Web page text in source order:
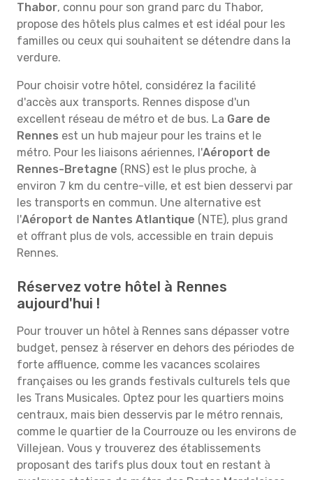
Thabor, connu pour son grand parc du Thabor,
propose des hôtels plus calmes et est idéal pour les
familles ou ceux qui souhaitent se détendre dans la
verdure.
Pour choisir votre hôtel, considérez la facilité
d'accès aux transports. Rennes dispose d'un
excellent réseau de métro et de bus. La Gare de
Rennes est un hub majeur pour les trains et le
métro. Pour les liaisons aériennes, l'Aéroport de
Rennes-Bretagne (RNS) est le plus proche, à
environ 7 km du centre-ville, et est bien desservi par
les transports en commun. Une alternative est
l'Aéroport de Nantes Atlantique (NTE), plus grand
et offrant plus de vols, accessible en train depuis
Rennes.
Réservez votre hôtel à Rennes
aujourd'hui !
Pour trouver un hôtel à Rennes sans dépasser votre
budget, pensez à réserver en dehors des périodes de
forte affluence, comme les vacances scolaires
françaises ou les grands festivals culturels tels que
les Trans Musicales. Optez pour les quartiers moins
centraux, mais bien desservis par le métro rennais,
comme le quartier de la Courrouze ou les environs de
Villejean. Vous y trouverez des établissements
proposant des tarifs plus doux tout en restant à